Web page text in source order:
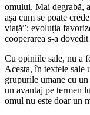
omului. Mai degrabă,
așa cum se poate
viață”: evoluția
cooperarea s-a
Cu opiniile sale, nu a
Acesta, în textele sale
grupurile umane cu
un avantaj pe termen
omul nu este doar un